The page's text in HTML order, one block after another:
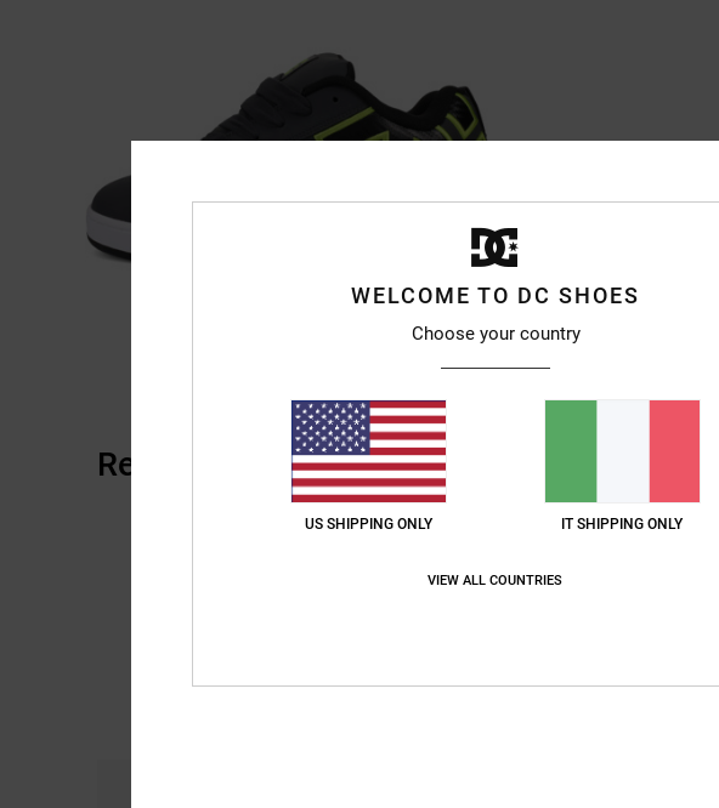
Recensioni dei clienti
WELCOME TO DC SHOES
Choose your country
US SHIPPING ONLY IT SHIPPING ONLY
VIEW ALL COUNTRIES